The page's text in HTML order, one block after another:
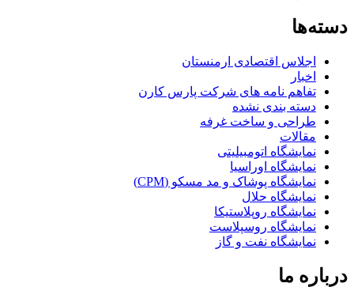
دسته‌ها
اجلاس اقتصادی ارمنستان
اخبار
تفاهم نامه های شرکت پارس کارن
دسته بندی نشده
طراحی و ساخت غرفه
مقالات
نمایشگاه اتومبیلیتی
نمایشگاه اوراسیا
نمایشگاه پوشاک و مد مسکو (CPM)
نمایشگاه حلال
نمایشگاه روپلاستیکا
نمایشگاه روسپلاست
نمایشگاه نفت و گاز
درباره ما